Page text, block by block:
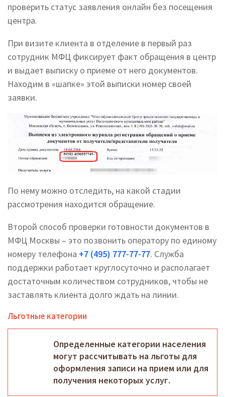
проверить статус заявления онлайн без посещения
центра.
При визите клиента в отделение в первый раз
сотрудник МФЦ фиксирует факт обращения в центр
и выдает выписку о приеме от него документов.
Находим в «шапке» этой выписки номер своей
заявки.
По нему можно отследить, на какой стадии
рассмотрения находится обращение.
Второй способ проверки готовности документов в
МФЦ Москвы – это позвонить оператору по единому
номеру телефона +7 (495) 777-77-77. Служба
поддержки работает круглосуточно и располагает
достаточным количеством сотрудников, чтобы не
заставлять клиента долго ждать на линии.
Льготные категории
Определенные категории населения
могут рассчитывать на льготы для
оформления записи на прием или для
получения некоторых услуг.